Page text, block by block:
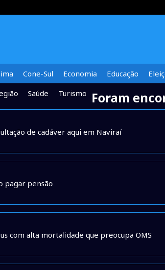
Cone-Sul Economia Educação
Saúde Turismo Foram
de cadáver aqui em Naviraí
pagar pensão
com alta mortalidade que preocupa OMS